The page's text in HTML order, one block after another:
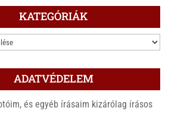
KATEGÓRIÁK
ADATVÉDELEM
és egyéb írásaim kizárólag írásos